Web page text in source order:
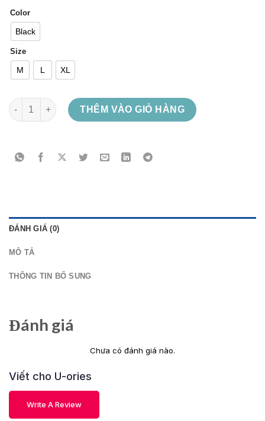
Color
Black
Size
M L XL
King Diamond - Masquerade of Madness số lượng
THÊM VÀO GIỎ HÀNG
ĐÁNH GIÁ (0)
MÔ TẢ
THÔNG TIN BỔ SUNG
Đánh giá
Chưa có đánh giá nào.
Viết cho U-ories
Write A Review